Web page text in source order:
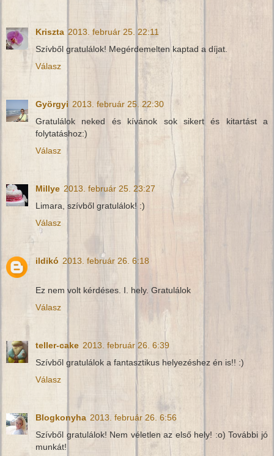
Kriszta 2013. február 25. 22:11
Szívből gratulálok! Megérdemelten kaptad a díjat.
Válasz
Györgyi 2013. február 25. 22:30
Gratulálok neked és kívánok sok sikert és kitartást a
folytatáshoz:)
Válasz
Millye 2013. február 25. 23:27
Limara, szívből gratulálok! :)
Válasz
ildikó 2013. február 26. 6:18
Ez nem volt kérdéses. I. hely. Gratulálok
Válasz
teller-cake 2013. február 26. 6:39
Szívből gratulálok a fantasztikus helyezéshez én is!! :)
Válasz
Blogkonyha 2013. február 26. 6:56
Szívből gratulálok! Nem véletlen az első hely! :o) További jó
munkát!